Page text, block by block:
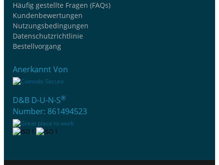
Häufig gestellte Fragen (FAQs)
Kundenbewertungen
Nutzungsbedingungen
Datenschutzrichtlinie
Bestellvorgang
Anerkannt Von
D&B D-U-N-S®
Number: 861494523